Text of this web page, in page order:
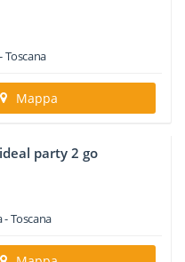
Toscana
Mappa
party 2 go
-Toscana